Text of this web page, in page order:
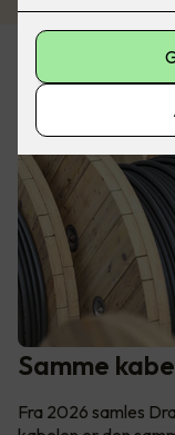
Samme
Fra 2026 samles